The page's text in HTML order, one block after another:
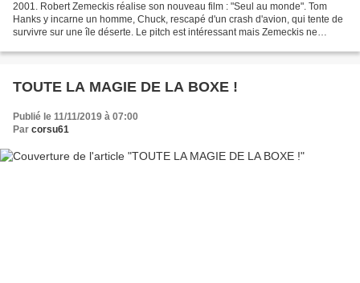
2001. Robert Zemeckis réalise son nouveau film : "Seul au monde". Tom
Hanks y incarne un homme, Chuck, rescapé d'un crash d'avion, qui tente de
survivre sur une île déserte. Le pitch est intéressant mais Zemeckis ne
TOUTE LA MAGIE DE LA BOXE !
Publié le 11/11/2019 à 07:00
Par corsu61